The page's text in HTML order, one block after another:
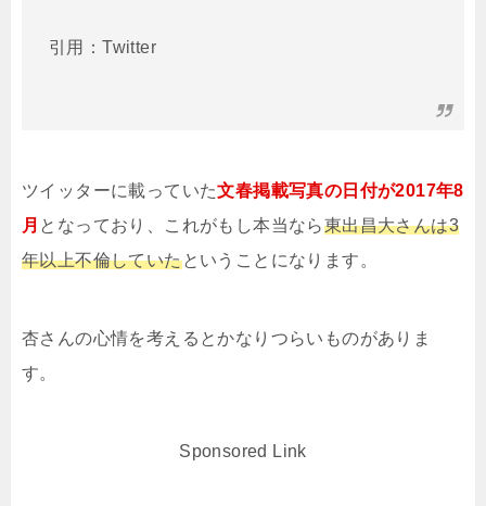
引用：Twitter
ツイッターに載っていた文春掲載写真の日付が2017年8
月 となっており、これがもし本当なら東出昌大さんは3
年以上不倫していたということになります。
杏さんの心情を考えるとかなりつらいものがありま
す。
Sponsored Link